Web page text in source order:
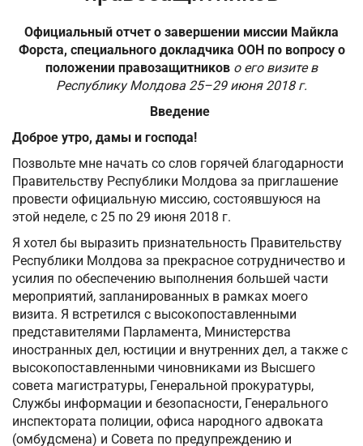
Официальный отчет о завершении миссии Майкла
Форста, специального докладчика ООН по вопросу о
положении правозащитников о его визите в
Республику Молдова 25–29 июня 2018 г.
Введение
Доброе утро, дамы и господа!
Позвольте мне начать со слов горячей благодарности
Правительству Республики Молдова за приглашение
провести официальную миссию, состоявшуюся на
этой неделе, с 25 по 29 июня 2018 г.
Я хотел бы выразить признательность Правительству
Республики Молдова за прекрасное сотрудничество и
усилия по обеспечению выполнения большей части
мероприятий, запланированных в рамках моего
визита. Я встретился с высокопоставленными
представителями Парламента, Министерства
иностранных дел, юстиции и внутренних дел, а также с
высокопоставленными чиновниками из Высшего
совета магистратуры, Генеральной прокуратуры,
Службы информации и безопасности, Генерального
инспектората полиции, офиса народного адвоката
(омбудсмена) и Совета по предупреждению и